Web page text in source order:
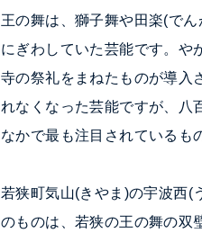
王の舞は、獅子舞や田楽(で
にぎわしていた芸能です。や
寺の祭礼をまねたものが導入
れなくなった芸能ですが、八
なかで最も注目されているも
若狭町気山(きやま)の宇波西(
のものは、若狭の王の舞の双